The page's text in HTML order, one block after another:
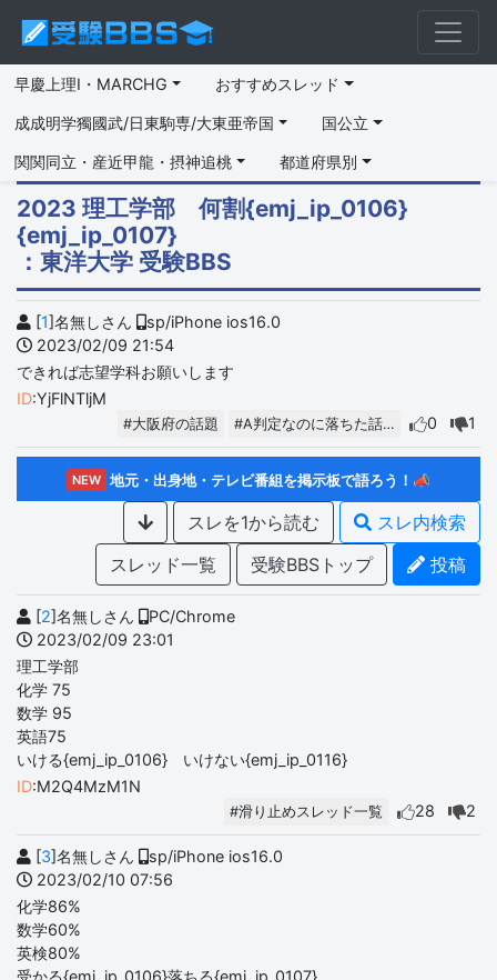
早慶上理I・MARCHG おすすめスレッド
成成明学獨國武/日東駒専/大東亜帝国 国公立
関関同立・産近甲龍・摂神追桃 都道府県別
2023 理工学部 何割{emj_ip_0106}
{emj_ip_0107}
：東洋大学 受験BBS
[1]名無しさん
sp/iPhone ios16.0
2023/02/09 21:54
できれば志望学科お願いします
ID:YjFlNTljM
#大阪府の話題 #A判定なのに落ちた話… 0 1
NEW 地元・出身地・テレビ番組を掲示板で語ろう！📣
スレを1から読む
スレ内検索
スレッド一覧
受験BBSトップ 投稿
[2]名無しさん
PC/Chrome
2023/02/09 23:01
理工学部
化学 75
数学 95
英語75
いける{emj_ip_0106} いけない{emj_ip_0116}
ID:M2Q4MzM1N
#滑り止めスレッド一覧 28 2
[3]名無しさん
sp/iPhone ios16.0
2023/02/10 07:56
化学86%
数学60%
英検80%
受かる{emj_ip_0106}落ちる{emj_ip_0107}